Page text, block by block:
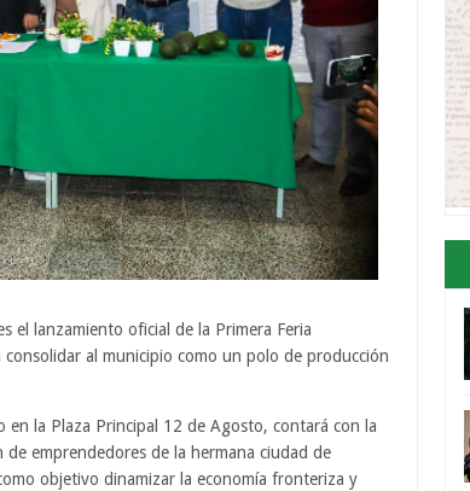
el lanzamiento oficial de la Primera Feria
al municipio como un polo de producción
en la Plaza Principal 12 de Agosto, contará con la
emprendedores de la hermana ciudad de
objetivo dinamizar la economía fronteriza y